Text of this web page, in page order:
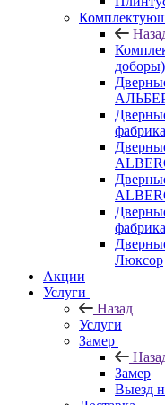
доборы)
Люксор
Акции
Услуги
Назад
Услуги
Замер
Замер
Выезд